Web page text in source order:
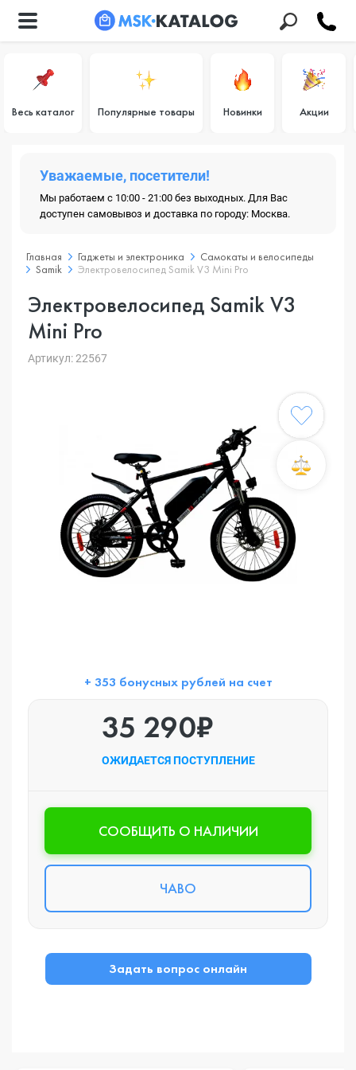
Весь каталог Популярные товары Новинки Акции
Уважаемые, посетители!
Мы работаем с 10:00 - 21:00 без выходных. Для Вас
доступен самовывоз и доставка по городу: Москва.
Главная Гаджеты и электроника
Самокаты и велосипеды
Samik
Электровелосипед Samik V3 Mini Pro
Электровелосипед Samik V3
Mini Pro
Артикул: 22567
+ 353 бонусных рублей на счет
35 290₽
ОЖИДАЕТСЯ ПОСТУПЛЕНИЕ
CООБЩИТЬ О НАЛИЧИИ
ЧАВО
Задать вопрос онлайн